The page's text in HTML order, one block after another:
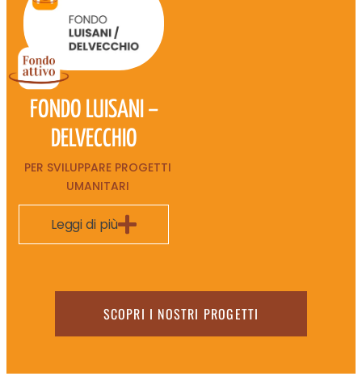
FONDO LUISANI –
DELVECCHIO
PER SVILUPPARE PROGETTI
UMANITARI
Leggi di più
SCOPRI I NOSTRI PROGETTI